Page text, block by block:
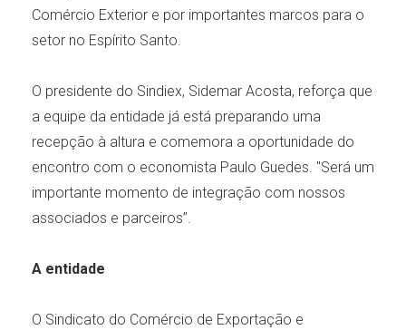
Comércio Exterior e por importantes marcos para o
setor no Espírito Santo.
O presidente do Sindiex, Sidemar Acosta, reforça que
a equipe da entidade já está preparando uma
recepção à altura e comemora a oportunidade do
encontro com o economista Paulo Guedes. "Será um
importante momento de integração com nossos
associados e parceiros”.
A entidade
O Sindicato do Comércio de Exportação e